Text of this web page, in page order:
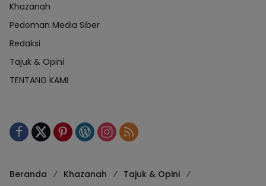
Khazanah
Pedoman Media Siber
Redaksi
Tajuk & Opini
TENTANG KAMI
Beranda Khazanah
Tajuk & Opini